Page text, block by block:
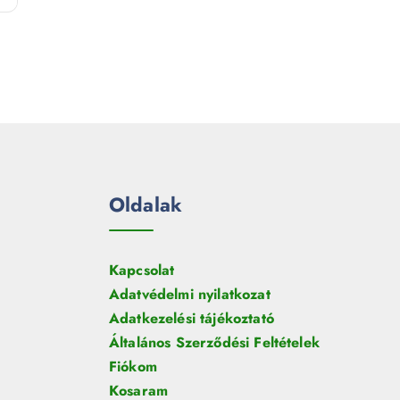
Oldalak
Kapcsolat
Adatvédelmi nyilatkozat
Adatkezelési tájékoztató
Általános Szerződési Feltételek
Fiókom
Kosaram